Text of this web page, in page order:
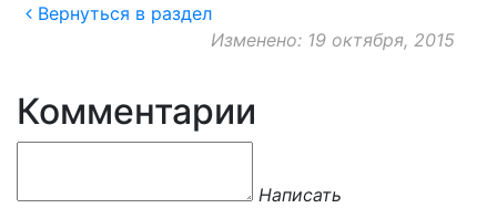
Вернуться в раздел
Изменено: 19 октября, 2015
Комментарии
Написать